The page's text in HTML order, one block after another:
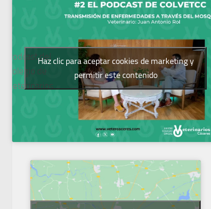
Podcast del
Colegio de
Veterinarios
Haz clic para aceptar cookies de marketing y
permitir este contenido